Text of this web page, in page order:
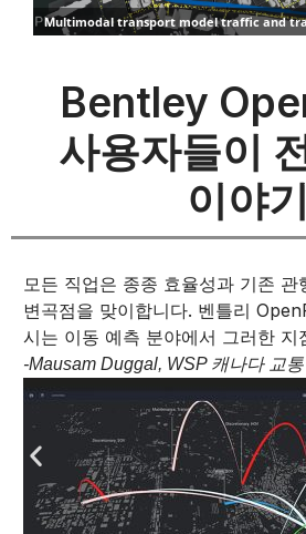
Bentley
사용자들이
이야기
모든 직업은 종종 효율성과 기존 관
변곡점을 맞이합니다. 벤틀리
시는 이동 예측 분야에서 그러한 지
-Mausam Duggal, WSP 캐나다 교